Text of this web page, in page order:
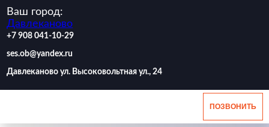
Ваш город:
Давлеканово
‪+7 908 041-10-29
ses.ob@yandex.ru
Давлеканово ул. Высоковольтная ул., 24
ПОЗВОНИТЬ